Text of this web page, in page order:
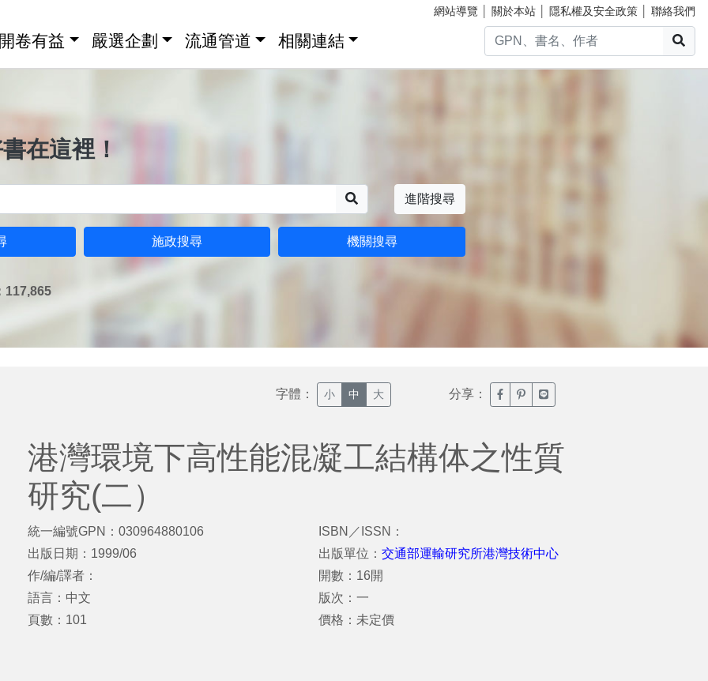
網站導覽 關於本站 隱私權及安全政策 聯絡我們
卷有益 嚴選企劃 流通管道 相關連結
在這裡！
進階搜尋
施政搜尋 機關搜尋
117,865
字體： 小 中 大 分享： 臉書分享(另開新視窗)
噗浪分享(另開新視窗)
Line分享(另開新視窗)
港灣環境下高性能混凝工結構体之性質
研究(二）
統一編號GPN：030964880106
出版日期：1999/06
作/編/譯者：
語言：中文
頁數：101
ISBN／ISSN：
出版單位：交通部運輸研究所港灣技術中心
開數：16開
版次：一
價格：未定價